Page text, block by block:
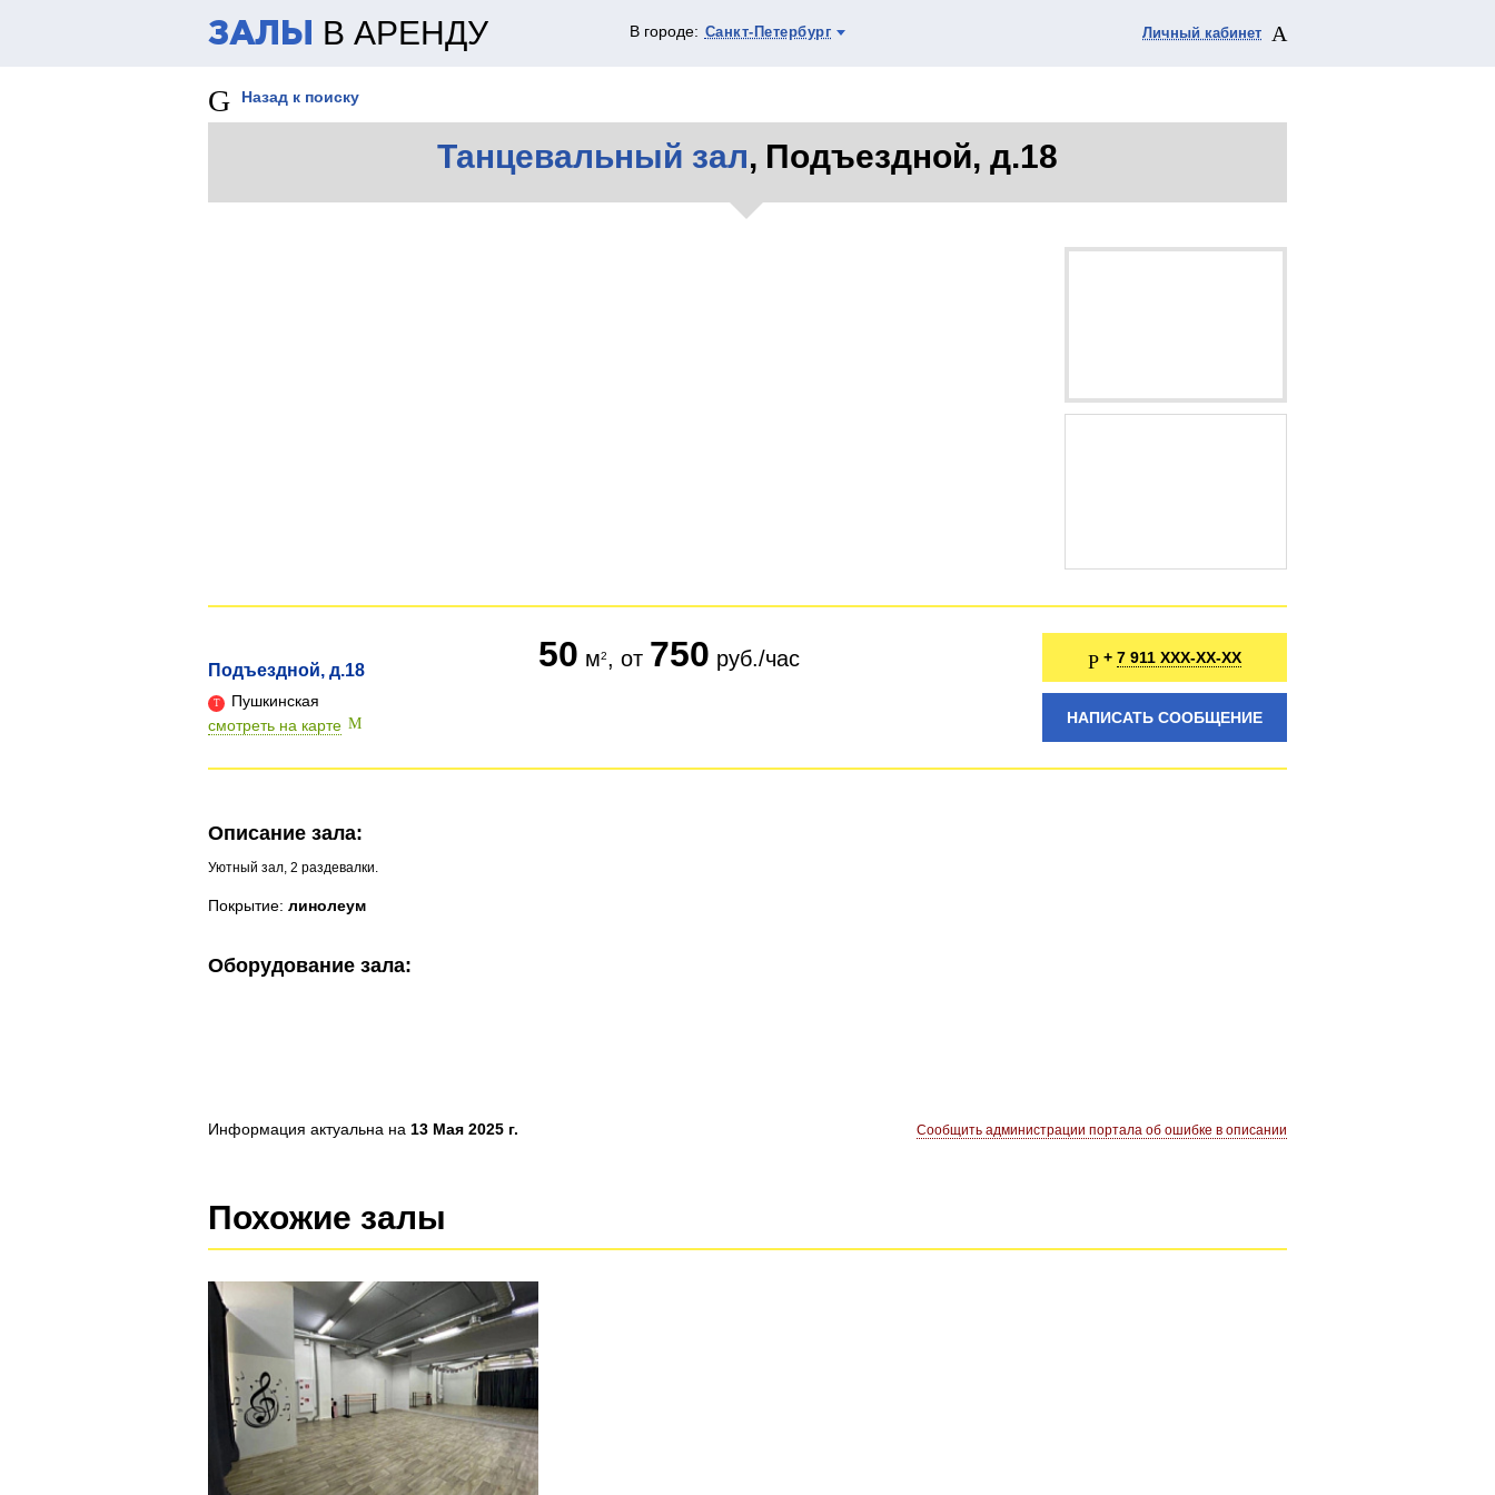
ЗАЛЫ В АРЕНДУ В городе: Санкт-Петербург Личный кабинет
Назад к поиску
Танцевальный зал, Подъездной, д.18
Подъездной, д.18
Пушкинская
смотреть на карте
50 м , от 750 руб./час + 7 911 XXX-XX-XX
НАПИСАТЬ СООБЩЕНИЕ
Описание зала:
Уютный зал, 2 раздевалки.
Покрытие: линолеум
Оборудование зала:
Сообщить администрации портала об ошибке в описании
Информация актуальна на 13 Мая 2025 г.
Похожие залы